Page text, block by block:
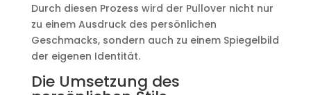
Durch diesen Prozess wird der Pullover nicht nur
zu einem Ausdruck des persönlichen
Geschmacks, sondern auch zu einem Spiegelbild
der eigenen Identität.
Die Umsetzung des